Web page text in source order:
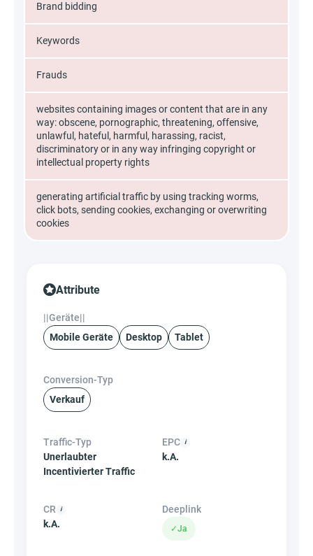
Brand bidding
Keywords
Frauds
websites containing images or content that are in any
way: obscene, pornographic, threatening, offensive,
unlawful, hateful, harmful, harassing, racist,
discriminatory or in any way infringing copyright or
intellectual property rights
generating artificial traffic by using tracking worms,
click bots, sending cookies, exchanging or overwriting
cookies
Attribute
||Geräte||
Mobile Geräte
Desktop Tablet
Conversion-Typ
Verkauf
Traffic-Typ
Unerlaubter
Incentivierter Traffic
EPC
k.A.
CR
k.A.
Deeplink
✓Ja